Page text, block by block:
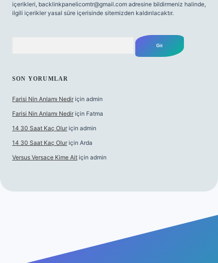
içerikleri, backlinkpanelicomtr@gmail.com adresine bildirmeniz halinde,
ilgili içerikler yasal süre içerisinde sitemizden kaldırılacaktır.
SON YORUMLAR
Farisi Nin Anlamı Nedir için admin
Farisi Nin Anlamı Nedir için Fatma
14 30 Saat Kaç Olur için admin
14 30 Saat Kaç Olur için Arda
Versus Versace Kime Ait için admin